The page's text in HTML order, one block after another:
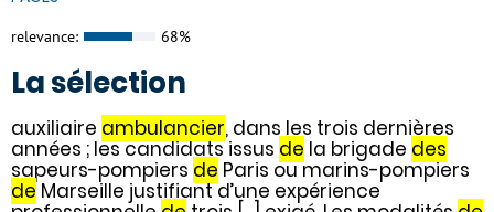
relevance: 68%
La sélection
auxiliaire ambulancier, dans les trois dernières
années ; les candidats issus de la brigade des
sapeurs-pompiers de Paris ou marins-pompiers
deMarseille justifiant d’une expérience